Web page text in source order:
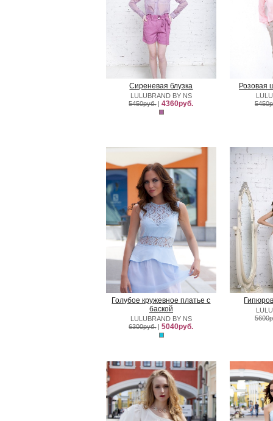
Сиреневая блузка
LULUBRAND BY NS
5450руб.|4360руб.
Розовая
Голубое кружевное платье с
баской
LULUBRAND BY NS
6300руб.|5040руб.